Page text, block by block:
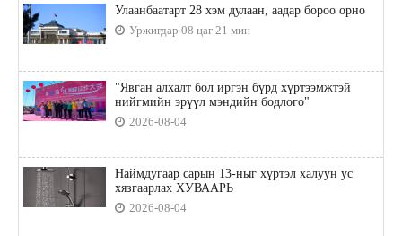
Улаанбаатарт 28 хэм дулаан, аадар бороо орно
Уржигдар 08 цаг 21 мин
"Явган алхалт бол иргэн бүрд хүртээмжтэй
нийгмийн эрүүл мэндийн бодлого"
2026-08-04
Наймдугаар сарын 13-ныг хүртэл халуун ус
хязгаарлах ХУВААРЬ
2026-08-04